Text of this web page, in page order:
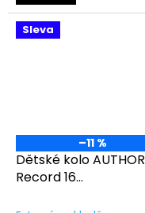
Sleva
–11 %
Dětské kolo AUTHOR
Record 16